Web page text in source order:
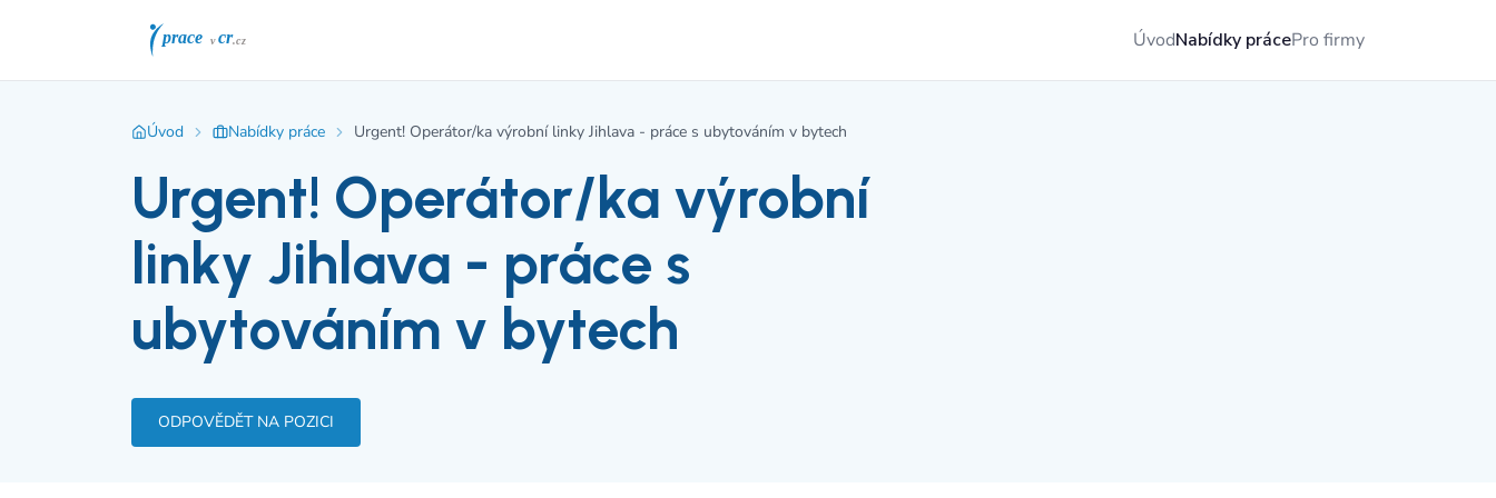
ÚvodNabídky prácePro firmy
Úvod Nabídky práce Urgent! Operátor/ka výrobní linky Jihlava - práce s ubytováním v bytech
Urgent! Operátor/ka výrobní
linky Jihlava - práce s
ubytováním v bytech
ODPOVĚDĚT NA POZICI